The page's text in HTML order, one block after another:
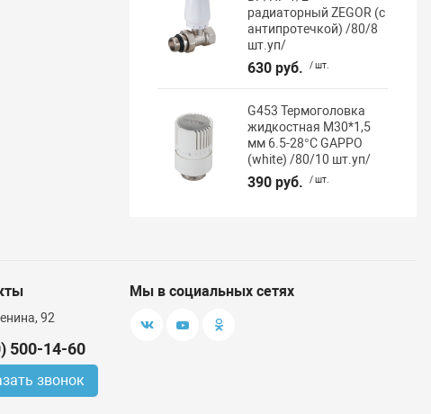
радиаторный ZEGOR (с
антипротечкой) /80/8
шт.уп/
630 руб. / шт.
G453 Термоголовка
жидкостная М30*1,5
мм 6.5-28°C GAPPO
(white) /80/10 шт.уп/
390 руб. / шт.
92
500-14-60
звонок
Мы в социальных сетях